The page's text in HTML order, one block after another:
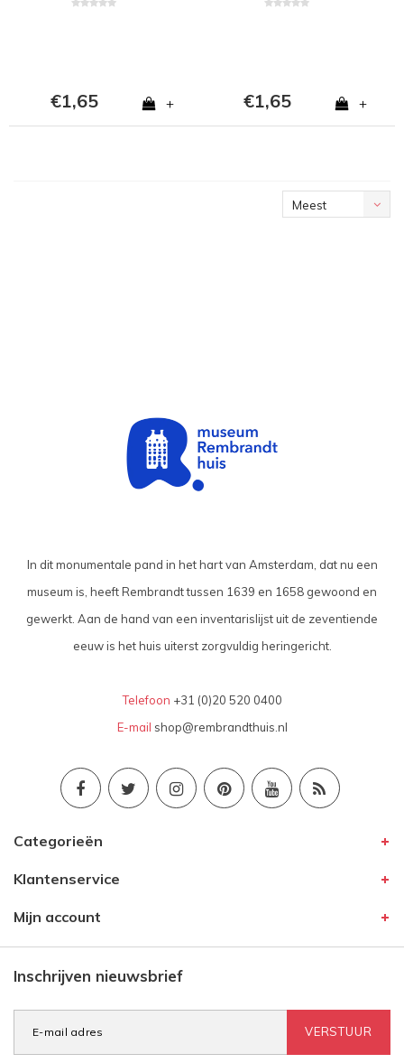
€1,65 + €1,65 +
Meest
In dit monumentale pand in het hart van Amsterdam, dat nu een
museum is, heeft Rembrandt tussen 1639 en 1658 gewoond en
gewerkt. Aan de hand van een inventarislijst uit de zeventiende
eeuw is het huis uiterst zorgvuldig heringericht.
Telefoon +31 (0)20 520 0400
E-mail shop@rembrandthuis.nl
Categorieën
Klantenservice
Mijn account
Inschrijven nieuwsbrief
VERSTUUR